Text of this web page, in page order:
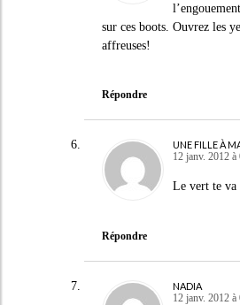
sur ces boots. Ouvrez les
affreuses!
Répondre
UNE FILLE À
12 janv. 2012 à
Le vert te va
Répondre
NADIA
12 janv. 2012 à